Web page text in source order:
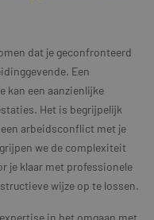
dat je geconfronteerd
Een
kan een aanzienlijke
Het is begrijpelijk
arbeidsconflict met je
we de complexiteit
je klaar met professionele
wijze op te lossen.
in het omgaan met